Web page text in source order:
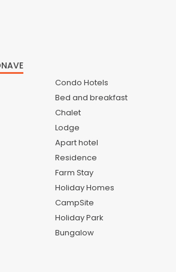
Condo Hotels
Bed and breakfast
Chalet
Lodge
Apart hotel
Residence
Farm Stay
Holiday Homes
CampSite
Holiday Park
Bungalow